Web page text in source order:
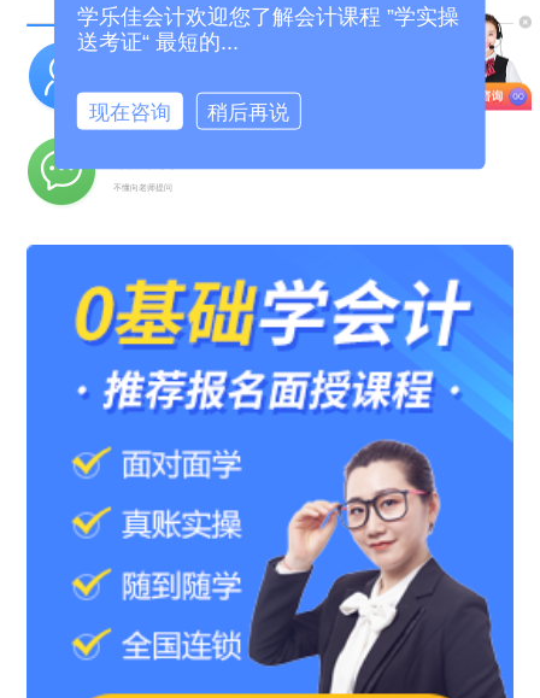
老会计经验分享
不懂向老师提问
学乐佳会计欢迎您了解会计课程 ”学实操
送考证“ 最短的...
现在咨询 稍后再说